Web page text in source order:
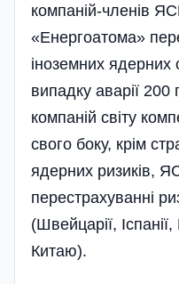
компаній-членів
«Енергоатома»
іноземних ядерних
випадку аварії 200
компаній світу
свого боку, крім
ядерних ризиків,
перестрахуванні
(Швейцарії, Іспанії,
Китаю).